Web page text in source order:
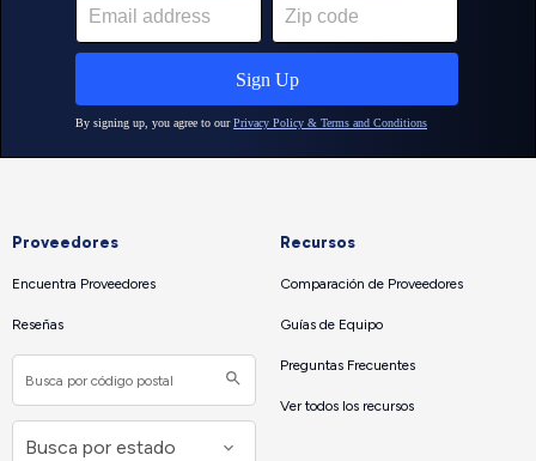
Proveedores
Encuentra Proveedores
Reseñas
Recursos
Comparación de Proveedores
Guías de Equipo
Preguntas Frecuentes
Ver todos los recursos